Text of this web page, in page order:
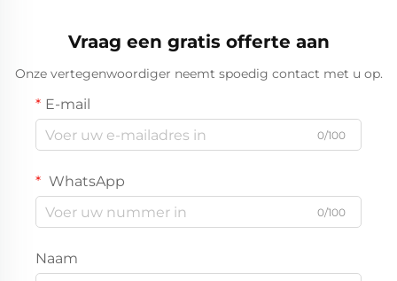
Vraag een gratis offerte aan
Onze vertegenwoordiger neemt spoedig contact met u op.
E-mail
0/100
WhatsApp
0/100
Naam